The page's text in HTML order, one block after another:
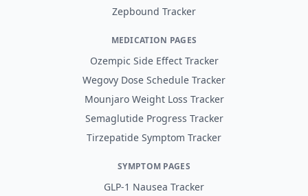
Zepbound Tracker
MEDICATION PAGES
Ozempic Side Effect Tracker
Wegovy Dose Schedule Tracker
Mounjaro Weight Loss Tracker
Semaglutide Progress Tracker
Tirzepatide Symptom Tracker
SYMPTOM PAGES
GLP-1 Nausea Tracker